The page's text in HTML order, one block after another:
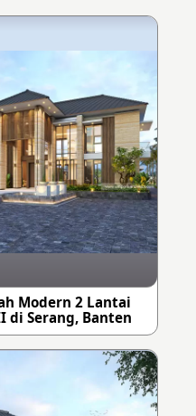
Modern 2 Lantai
di Serang, Banten